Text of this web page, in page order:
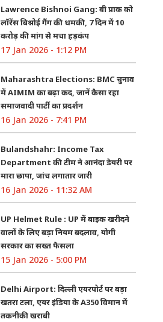
Lawrence Bishnoi Gang: बी प्राक को
लॉरेंस बिश्नोई गैंग की धमकी, 7 दिन में 10
करोड़ की मांग से मचा हड़कंप
17 Jan 2026 - 1:12 PM
Maharashtra Elections: BMC चुनाव
में AIMIM का बढ़ा कद, जानें कैसा रहा
समाजवादी पार्टी का प्रदर्शन
16 Jan 2026 - 7:41 PM
Bulandshahr: Income Tax
Department की टीम ने आनंदा डेयरी पर
मारा छापा, जांच लगातार जारी
16 Jan 2026 - 11:32 AM
UP Helmet Rule : UP में बाइक खरीदने
वालों के लिए बड़ा नियम बदलाव, योगी
सरकार का सख्त फैसला
15 Jan 2026 - 5:00 PM
Delhi Airport: दिल्ली एयरपोर्ट पर बड़ा
खतरा टला, एयर इंडिया के A350 विमान में
तकनीकी खराबी